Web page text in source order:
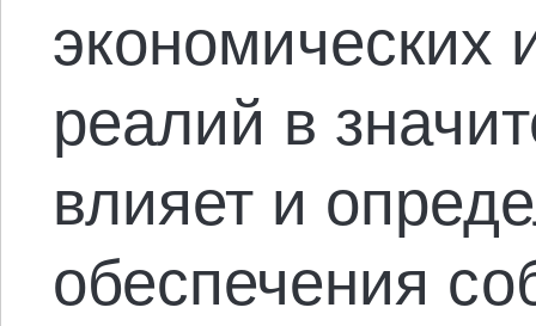
экономических
реалий в
влияет и
обеспечения